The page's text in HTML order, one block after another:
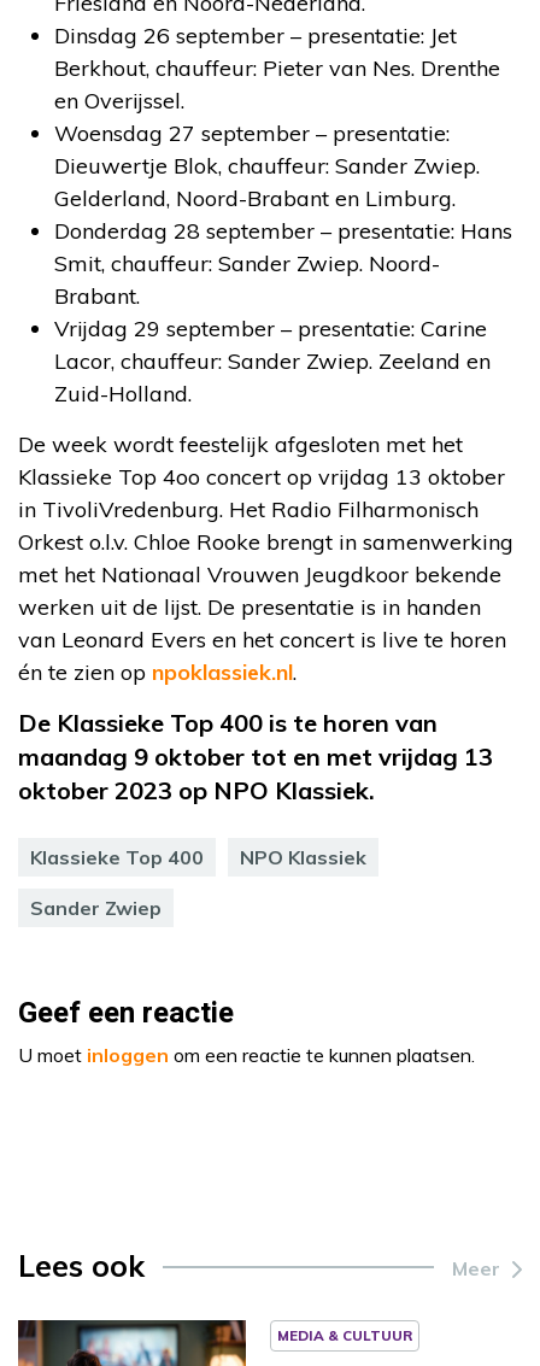
Dinsdag 26 september – presentatie: Jet
Berkhout, chauffeur: Pieter van Nes. Drenthe
en Overijssel.
Woensdag 27 september – presentatie:
Dieuwertje Blok, chauffeur: Sander Zwiep.
Gelderland, Noord-Brabant en Limburg.
Donderdag 28 september – presentatie: Hans
Smit, chauffeur: Sander Zwiep. Noord-
Brabant.
Vrijdag 29 september – presentatie: Carine
Lacor, chauffeur: Sander Zwiep. Zeeland en
Zuid-Holland.
De week wordt feestelijk afgesloten met het
Klassieke Top 4oo concert op vrijdag 13 oktober
in TivoliVredenburg. Het Radio Filharmonisch
Orkest o.l.v. Chloe Rooke brengt in samenwerking
met het Nationaal Vrouwen Jeugdkoor bekende
werken uit de lijst. De presentatie is in handen
van Leonard Evers en het concert is live te horen
én te zien op npoklassiek.nl.
De Klassieke Top 400 is te horen van
maandag 9 oktober tot en met vrijdag 13
oktober 2023 op NPO Klassiek.
Klassieke Top 400 NPO Klassiek
Sander Zwiep
Geef een reactie
U moet inloggen om een reactie te kunnen plaatsen.
Lees ook Meer
MEDIA & CULTUUR